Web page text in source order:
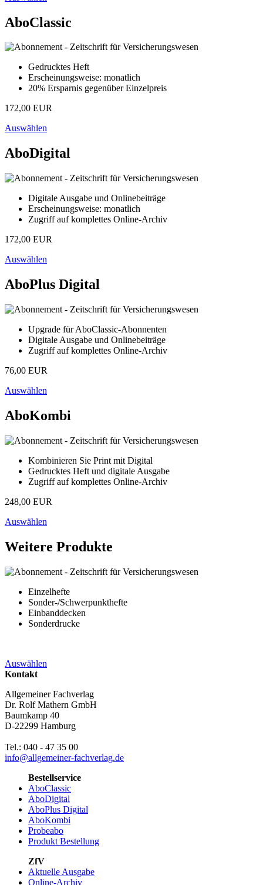
AboClassic
Gedrucktes Heft
Erscheinungsweise: monatlich
20% Ersparnis gegenüber Einzelpreis
172,00 EUR
Auswählen
AboDigital
Digitale Ausgabe und Onlinebeiträge
Erscheinungsweise: monatlich
Zugriff auf komplettes Online-Archiv
172,00 EUR
Auswählen
AboPlus Digital
Upgrade für AboClassic-Abonnenten
Digitale Ausgabe und Onlinebeiträge
Zugriff auf komplettes Online-Archiv
76,00 EUR
Auswählen
AboKombi
Kombinieren Sie Print mit Digital
Gedrucktes Heft und digitale Ausgabe
Zugriff auf komplettes Online-Archiv
248,00 EUR
Auswählen
Weitere Produkte
Einzelhefte
Sonder-/Schwerpunkthefte
Einbanddecken
Sonderdrucke
Auswählen
Kontakt
Allgemeiner Fachverlag
Dr. Rolf Mathern GmbH
Baumkamp 40
D-22299 Hamburg
Tel.: 040 - 47 35 00
info@allgemeiner-fachverlag.de
Bestellservice
AboClassic
AboDigital
AboPlus Digital
AboKombi
Probeabo
Produkt Bestellung
ZfV
Aktuelle Ausgabe
Online-Archiv